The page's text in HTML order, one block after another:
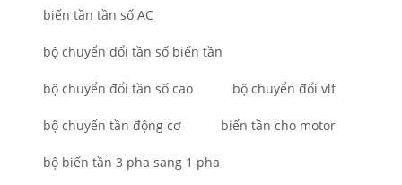
biến tần tần số AC
bộ chuyển đổi tần số biến tần
bộ chuyển đổi tần số cao bộ chuyển đổi vlf
bộ chuyển tần động cơ biến tần cho motor
bộ biến tần 3 pha sang 1 pha